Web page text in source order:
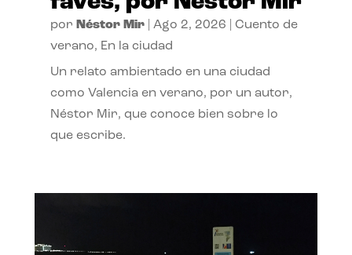
por Néstor Mir| Ago 2, 2026
Cuento de
verano, En la ciudad
Un relato ambientado en una ciudad
como Valencia en verano, por un autor,
Néstor Mir, que conoce bien sobre lo
que escribe.